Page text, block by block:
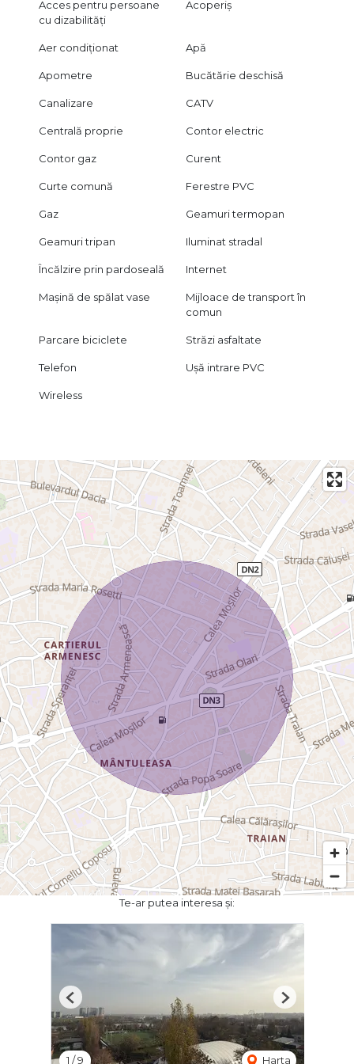
Acces pentru persoane
cu dizabilități
Acoperiș
Aer condiționat Apă
Apometre Bucătărie deschisă
Canalizare CATV
Centrală proprie Contor electric
Contor gaz Curent
Curte comună Ferestre PVC
Gaz Geamuri termopan
Geamuri tripan Iluminat stradal
Încălzire prin pardoseală Internet
Mașină de spălat vase
Mijloace de transport în
comun
Parcare biciclete Străzi asfaltate
Telefon Ușă intrare PVC
Wireless
Te-ar putea interesa și:
1 /9 Harta
Previous Next